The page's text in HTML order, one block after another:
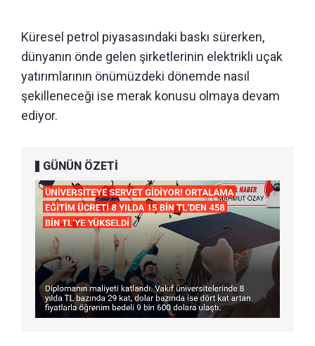
Küresel petrol piyasasındaki baskı sürerken,
dünyanın önde gelen şirketlerinin elektrikli uçak
yatırımlarının önümüzdeki dönemde nasıl
şekilleneceği ise merak konusu olmaya devam
ediyor.
GÜNÜN ÖZETİ